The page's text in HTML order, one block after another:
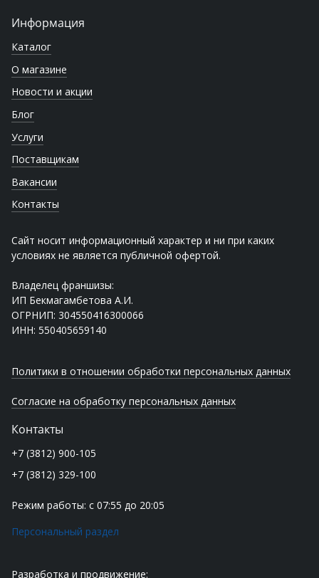
Информация
Каталог
О магазине
Новости и акции
Блог
Услуги
Поставщикам
Вакансии
Контакты
Сайт носит информационный характер и ни при каких
условиях не является публичной офертой.
Владелец франшизы:
ИП Бекмагамбетова А.И.
ОГРНИП: 304550416300066
ИНН: 550405659140
Политики в отношении обработки персональных данных
Согласие на обработку персональных данных
Контакты
+7 (3812) 900-105
+7 (3812) 329-100
Режим работы: с 07:55 до 20:05
Персональный раздел
Разработка и продвижение: